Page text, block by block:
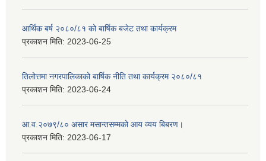
आर्थिक बर्ष २०८०/८१ को बार्षिक बजेट तथा कार्यक्रम
प्रकाशन मिति: 2023-06-25
तिलोत्तमा नगरपालिकाको बार्षिक नीति तथा कार्यक्रम २०८०/८१
प्रकाशन मिति: 2023-06-24
आ.व.२०७९/८० असार मसान्तसम्मको आय व्यय बिबरण।
प्रकाशन मिति: 2023-06-17